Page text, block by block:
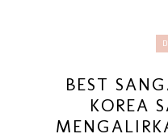
BEST
KOREA